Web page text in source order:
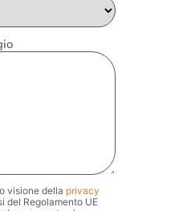
visione della privacy
del Regolamento UE